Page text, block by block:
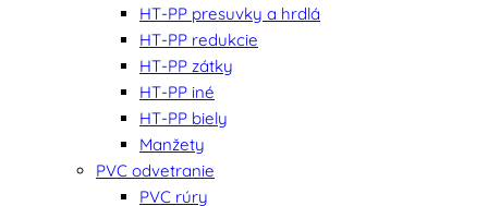
HT-PP presuvky a hrdlá
HT-PP redukcie
HT-PP zátky
HT-PP iné
HT-PP biely
Manžety
PVC odvetranie
PVC rúry